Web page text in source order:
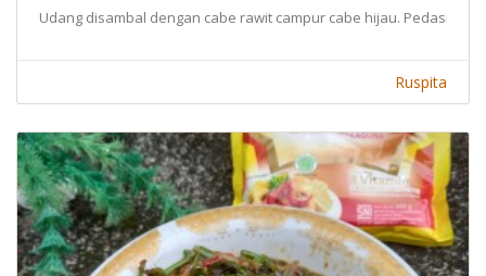
Udang disambal dengan cabe rawit campur cabe hijau.
Ruspita